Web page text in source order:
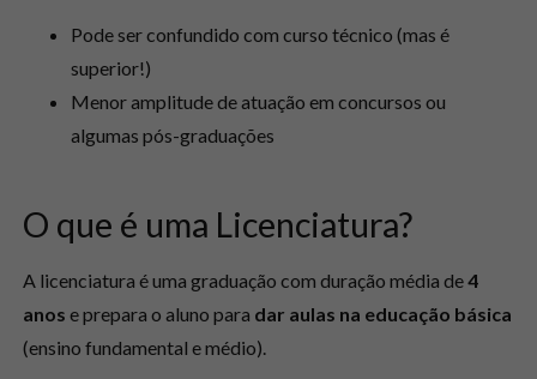
Pode ser confundido com curso técnico (mas é
superior!)
Menor amplitude de atuação em concursos ou
algumas pós-graduações
O que é uma Licenciatura?
A licenciatura é uma graduação com duração média de4
anos e prepara o aluno para dar aulas na educação básica
(ensino fundamental e médio).